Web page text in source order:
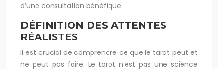
d’une consultation bénéfique.
DÉFINITION DES ATTENTES
RÉALISTES
Il est crucial de comprendre ce que le tarot peut et
ne peut pas faire. Le tarot n’est pas une science